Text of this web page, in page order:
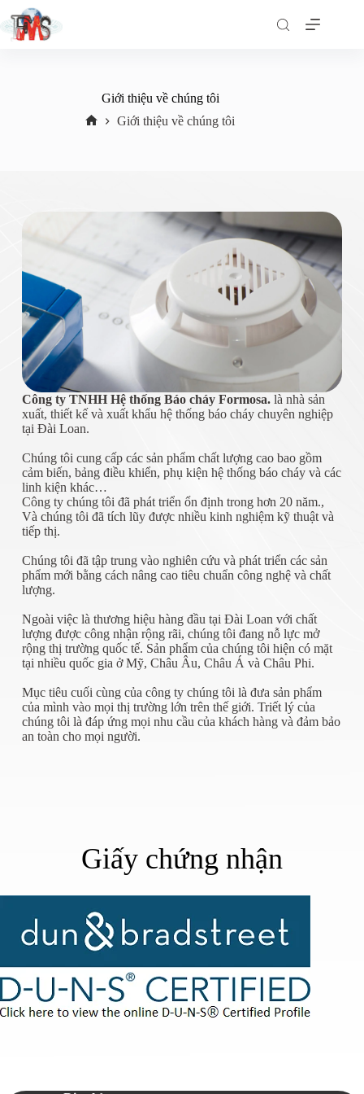
Giới thiệu về chúng tôi
Giới thiệu về chúng tôi
Công ty TNHH Hệ thống Báo cháy Formosa. là nhà sản
xuất, thiết kế và xuất khẩu hệ thống báo cháy chuyên nghiệp
tại Đài Loan.
Chúng tôi cung cấp các sản phẩm chất lượng cao bao gồm
cảm biến, bảng điều khiển, phụ kiện hệ thống báo cháy và các
linh kiện khác…
Công ty chúng tôi đã phát triển ổn định trong hơn 20 năm.,
Và chúng tôi đã tích lũy được nhiều kinh nghiệm kỹ thuật và
tiếp thị.
Chúng tôi đã tập trung vào nghiên cứu và phát triển các sản
phẩm mới bằng cách nâng cao tiêu chuẩn công nghệ và chất
lượng.
Ngoài việc là thương hiệu hàng đầu tại Đài Loan với chất
lượng được công nhận rộng rãi, chúng tôi đang nỗ lực mở
rộng thị trường quốc tế. Sản phẩm của chúng tôi hiện có mặt
tại nhiều quốc gia ở Mỹ, Châu Âu, Châu Á và Châu Phi.
Mục tiêu cuối cùng của công ty chúng tôi là đưa sản phẩm
của mình vào mọi thị trường lớn trên thế giới. Triết lý của
chúng tôi là đáp ứng mọi nhu cầu của khách hàng và đảm bảo
an toàn cho mọi người.
Giấy chứng nhận